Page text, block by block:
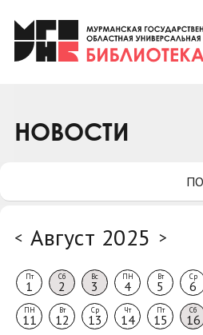
Клуб «Гиря и
Клуб «Семейный
Коллегам
НОВОСТИ
< Август 2025 >
Пт
1
Сб
2
Вс
3
ПН
4
Вт
5
Ср
6
ПН
11
Вт
12
Ср
13
Чт
14
Пт
15
Сб
16